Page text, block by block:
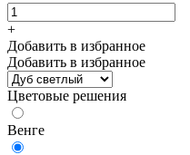
+
Добавить в избранное
Добавить в избранное
Цветовые решения
Венге